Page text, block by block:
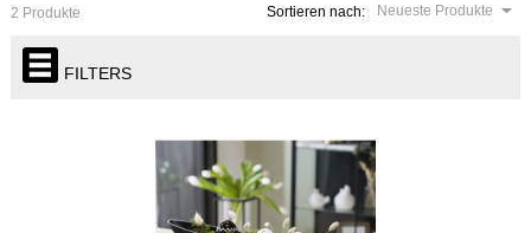
Sortieren nach: Neueste Produkte
2 Produkte
FILTERS